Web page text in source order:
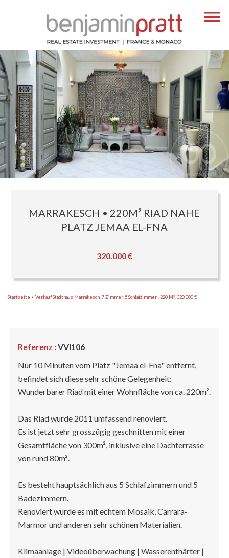
MARRAKESCH • 220M² RIAD NAHE
PLATZ JEMAA EL-FNA
320.000 €
Startseite Verkauf Stadthaus Marrakesch, 7 Zimmer, 5 Schlafzimmer , 220 M², 320.000 €
Referenz :VVI106
Nur 10 Minuten vom Platz "Jemaa el-Fna" entfernt,
befindet sich diese sehr schöne Gelegenheit:
Wunderbarer Riad mit einer Wohnfläche von ca. 220m².
Das Riad wurde 2011 umfassend renoviert.
Es ist jetzt sehr grosszügig geschnitten mit einer
Gesamtfläche von 300m², inklusive eine Dachterrasse
von rund 80m².
Es besteht hauptsächlich aus 5 Schlafzimmern und 5
Badezimmern.
Renoviert wurde es mit echtem Mosaik, Carrara-
Marmor und anderen sehr schönen Materialien.
Klimaanlage | Videoüberwachung | Wasserenthärter |